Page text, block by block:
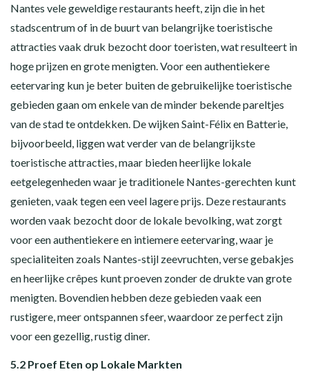
Nantes vele geweldige restaurants heeft, zijn die in het
stadscentrum of in de buurt van belangrijke toeristische
attracties vaak druk bezocht door toeristen, wat resulteert in
hoge prijzen en grote menigten. Voor een authentiekere
eetervaring kun je beter buiten de gebruikelijke toeristische
gebieden gaan om enkele van de minder bekende pareltjes
van de stad te ontdekken. De wijken Saint-Félix en Batterie,
bijvoorbeeld, liggen wat verder van de belangrijkste
toeristische attracties, maar bieden heerlijke lokale
eetgelegenheden waar je traditionele Nantes-gerechten kunt
genieten, vaak tegen een veel lagere prijs. Deze restaurants
worden vaak bezocht door de lokale bevolking, wat zorgt
voor een authentiekere en intiemere eetervaring, waar je
specialiteiten zoals Nantes-stijl zeevruchten, verse gebakjes
en heerlijke crêpes kunt proeven zonder de drukte van grote
menigten. Bovendien hebben deze gebieden vaak een
rustigere, meer ontspannen sfeer, waardoor ze perfect zijn
voor een gezellig, rustig diner.
5.2 Proef Eten op Lokale Markten